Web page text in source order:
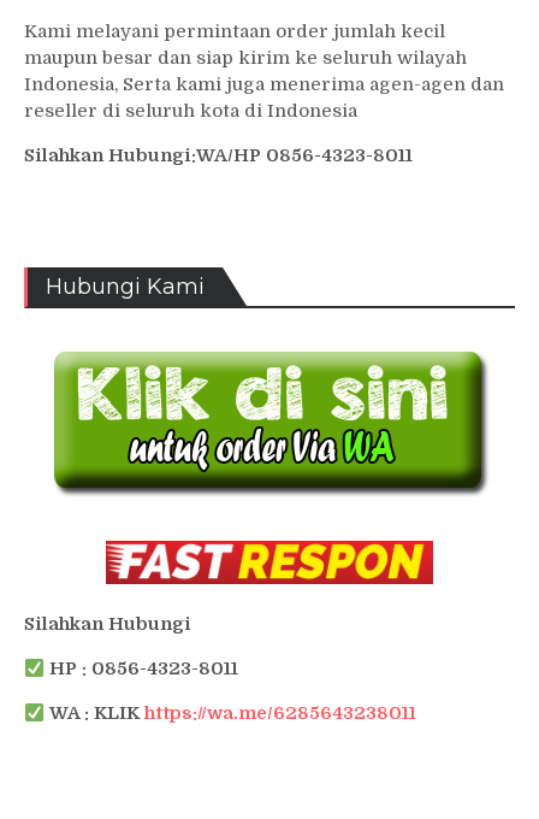
Kami melayani permintaan order jumlah kecil
maupun besar dan siap kirim ke seluruh wilayah
Indonesia, Serta kami juga menerima agen-agen dan
reseller di seluruh kota di Indonesia
Silahkan Hubungi:WA/HP 0856-4323-8011
Hubungi Kami
Silahkan Hubungi
HP : 0856-4323-8011
WA : KLIKhttps://wa.me/6285643238011